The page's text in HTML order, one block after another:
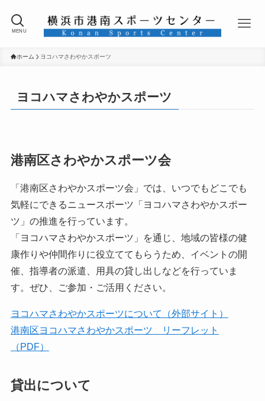
MENU
ホーム ヨコハマさわやかスポーツ
ヨコハマさわやかスポーツ
港南区さわやかスポーツ会
「港南区さわやかスポーツ会」では、いつでもどこでも
気軽にできるニュースポーツ「ヨコハマさわやかスポー
ツ」の推進を行っています。
「ヨコハマさわやかスポーツ」を通じ、地域の皆様の健
康作りや仲間作りに役立ててもらうため、イベントの開
催、指導者の派遣、用具の貸し出しなどを行っていま
す。ぜひ、ご参加・ご活用ください。
ヨコハマさわやかスポーツについて（外部サイト）
港南区ヨコハマさわやかスポーツ リーフレット
（PDF）
貸出について